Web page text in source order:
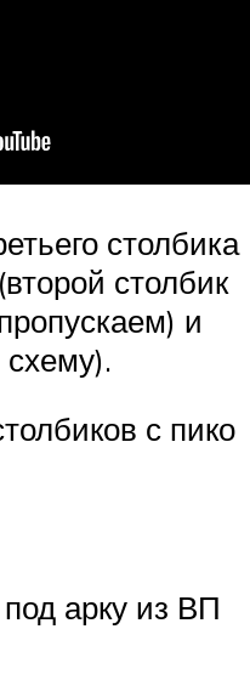
столбика
столбик
и
с пико
арку из ВП